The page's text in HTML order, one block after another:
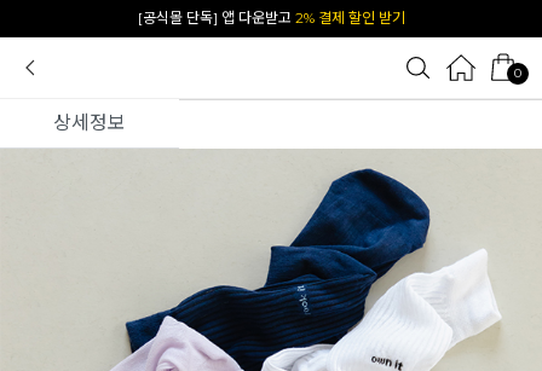
카카오 플친 추가하면1천원 즉시 할인 쿠폰
0
상세정보